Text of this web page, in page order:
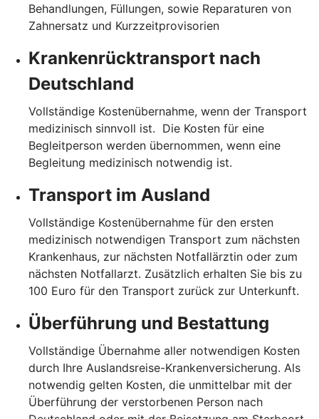
Behandlungen, Füllungen, sowie Reparaturen von
Zahnersatz und Kurzzeitprovisorien
Krankenrücktransport nach
Deutschland
Vollständige Kostenübernahme, wenn der Transport
medizinisch sinnvoll ist. Die Kosten für eine
Begleitperson werden übernommen, wenn eine
Begleitung medizinisch notwendig ist.
Transport im Ausland
Vollständige Kostenübernahme für den ersten
medizinisch notwendigen Transport zum nächsten
Krankenhaus, zur nächsten Notfallärztin oder zum
nächsten Notfallarzt. Zusätzlich erhalten Sie bis zu
100 Euro für den Transport zurück zur Unterkunft.
Überführung und Bestattung
Vollständige Übernahme aller notwendigen Kosten
durch Ihre Auslandsreise-Krankenversicherung. Als
notwendig gelten Kosten, die unmittelbar mit der
Überführung der verstorbenen Person nach